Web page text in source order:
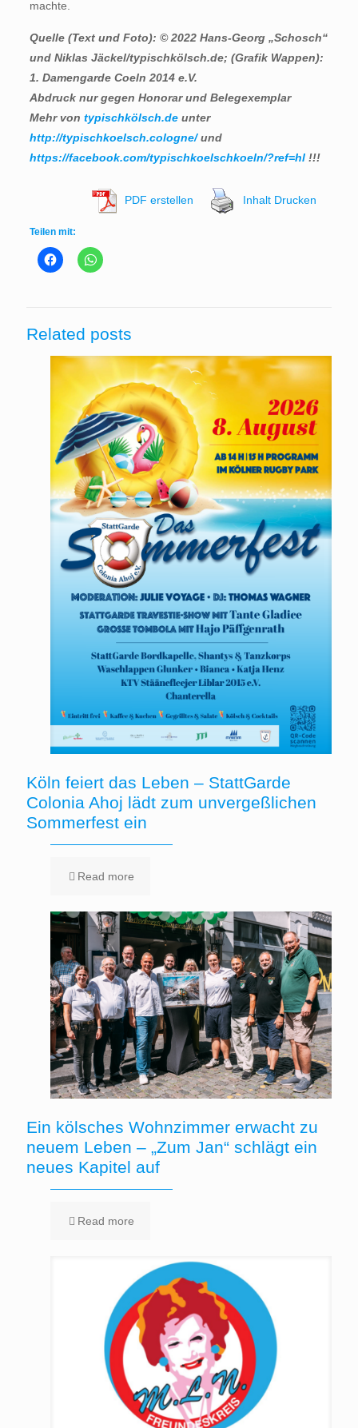
machte.
Quelle (Text und Foto): © 2022 Hans-Georg „Schosch“
und Niklas Jäckel/typischkölsch.de; (Grafik Wappen):
1. Damengarde Coeln 2014 e.V.
Abdruck nur gegen Honorar und Belegexemplar
Mehr von typischkölsch.deunter
http://typischkoelsch.cologne/und
https://facebook.com/typischkoelschkoeln/?ref=hl!!!
PDF erstellen Inhalt Drucken
Teilen mit:
Related posts
Köln feiert das Leben – StattGarde
Colonia Ahoj lädt zum unvergeßlichen
Sommerfest ein
Read more
Ein kölsches Wohnzimmer erwacht zu
neuem Leben – „Zum Jan“ schlägt ein
neues Kapitel auf
Read more